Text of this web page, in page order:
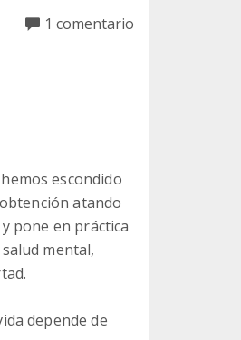
1 comentario
escondido
atando
pone en práctica
mental,
depende de